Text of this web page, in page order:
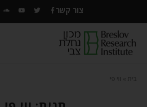
צור קשר
בית ווי פי